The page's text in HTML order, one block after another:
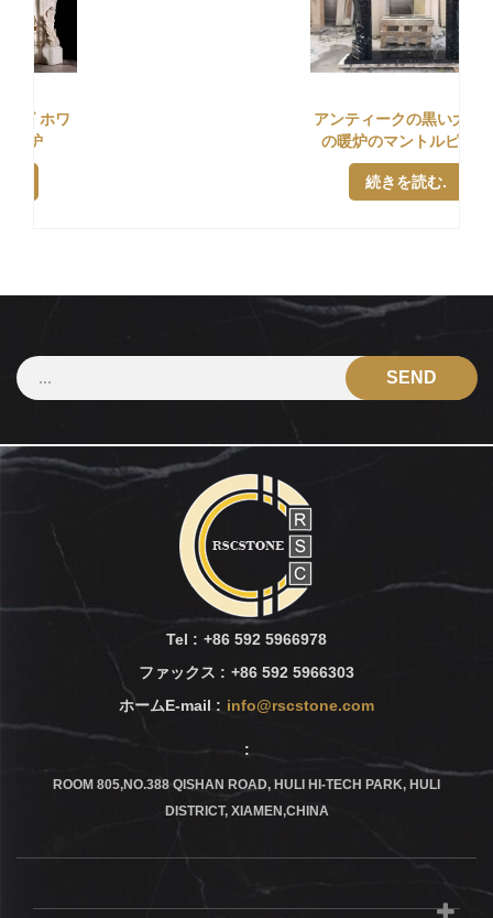
アンティークの黒い大理石
の暖炉のマントルピース
Tel : +86 592 5966978
ファックス : +86 592 5966303
ホームE-mail : info@rscstone.com
:
ROOM 805,NO.388 QISHAN ROAD, HULI HI-TECH PARK, HULI
DISTRICT, XIAMEN,CHINA